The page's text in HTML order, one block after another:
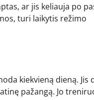
ar jis keliauja po
turi laikytis režimo
kiekvieną dieną. Jis
pažangą. Jo